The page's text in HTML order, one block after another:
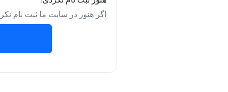
اگر هنوز در سایت ما ثبت نام